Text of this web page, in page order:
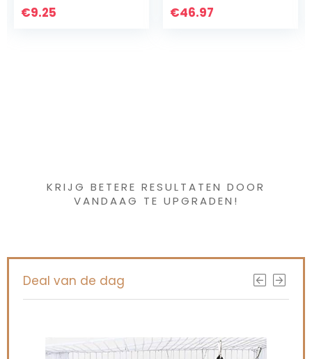
KRIJG BETERE RESULTATEN DOOR
VANDAAG TE UPGRADEN!
Deal van de dag